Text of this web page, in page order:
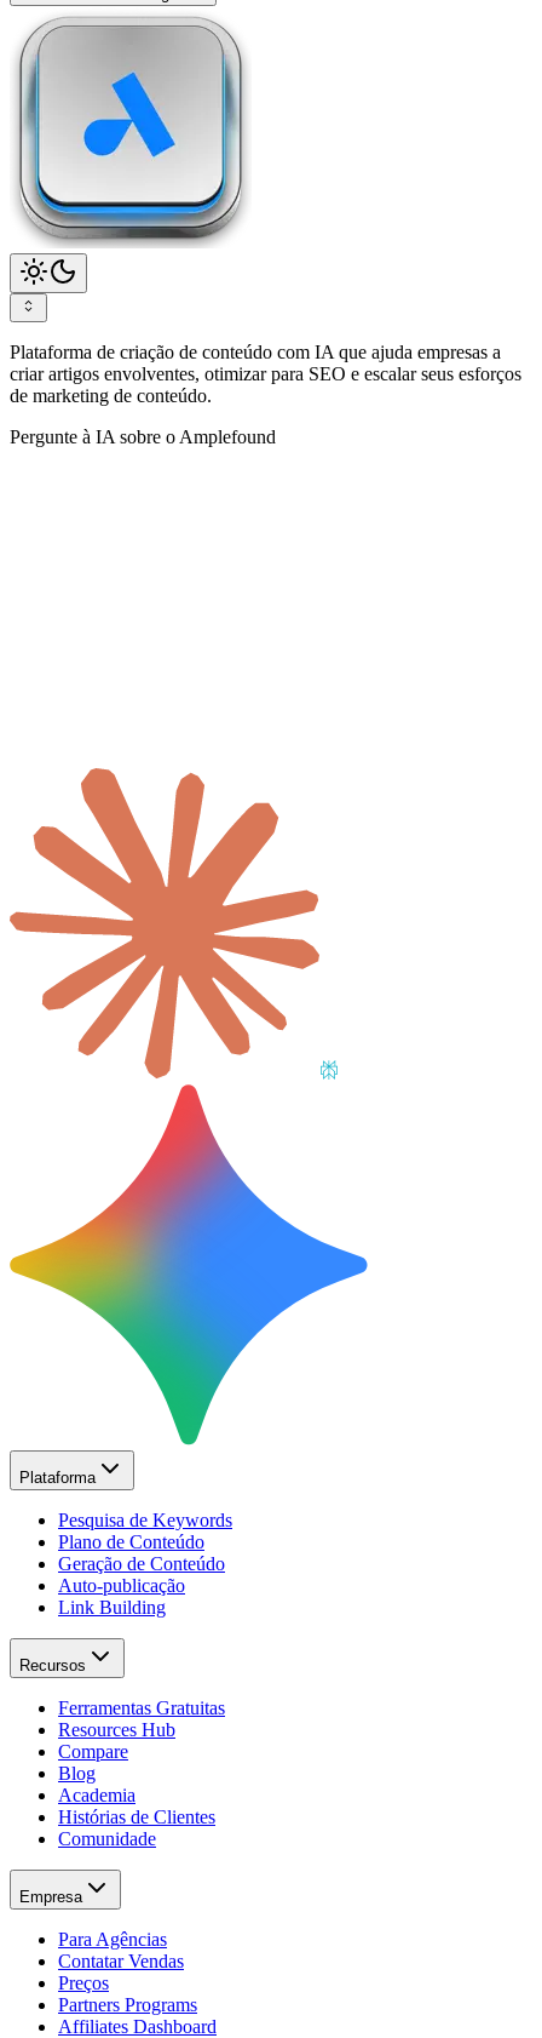
Plataforma de criação de conteúdo com IA que ajuda empresas a
criar artigos envolventes, otimizar para SEO e escalar seus esforços
de marketing de conteúdo.
Pergunte à IA sobre o Amplefound
Plataforma
Pesquisa de Keywords
Plano de Conteúdo
Geração de Conteúdo
Auto-publicação
Link Building
Recursos
Ferramentas Gratuitas
Resources Hub
Compare
Blog
Academia
Histórias de Clientes
Comunidade
Empresa
Para Agências
Contatar Vendas
Preços
Partners Programs
Affiliates Dashboard